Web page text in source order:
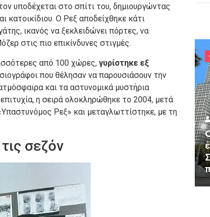
υποδέχεται στο σπίτι του, δημιουργώντας
κατοικίδιου. Ο Ρεξ αποδείχθηκε κάτι
ικανός να ξεκλειδώνει πόρτες, να
στις πιο επικίνδυνες στιγμές.
από 100 χώρες, γυρίστηκε εξ
που θέλησαν να παρουσιάσουν την
και τα αστυνομικά μυστήρια
η σειρά ολοκληρώθηκε το 2004, μετά
Ρεξ» και μεταγλωττίστηκε, με τη
σεζόν